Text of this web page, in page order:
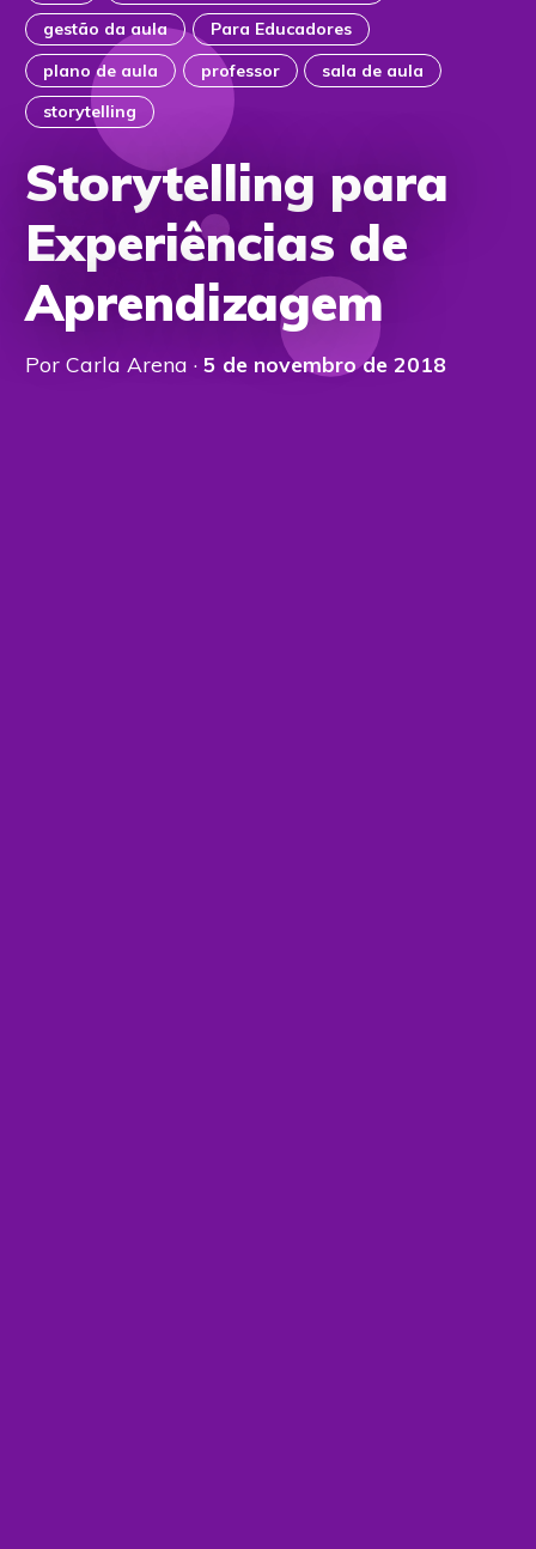
gestão da aula
Para Educadores
plano de aula
professor
sala de aula
storytelling
Storytelling para
Experiências de
Aprendizagem
Por Carla Arena · 5 de novembro de 2018